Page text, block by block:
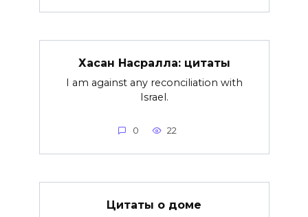
Хасан Насралла: цитаты
I am against any reconciliation with
Israel.
0 22
Цитаты о доме